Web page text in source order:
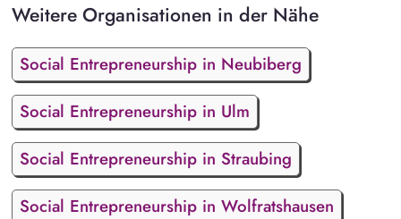
Weitere Organisationen in der Nähe
Social Entrepreneurship in Neubiberg
Social Entrepreneurship in Ulm
Social Entrepreneurship in Straubing
Social Entrepreneurship in Wolfratshausen